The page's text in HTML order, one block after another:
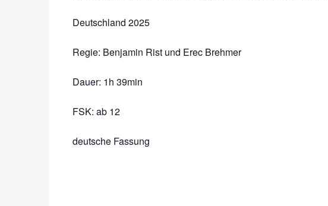
Deutschland 2025
Regie: Benjamin Rist und Erec Brehmer
Dauer: 1h 39min
FSK: ab 12
deutsche Fassung